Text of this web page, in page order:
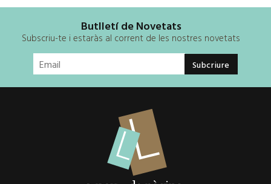
Butlletí de Novetats
Subscriu-te i estaràs al corrent de les nostres novetats